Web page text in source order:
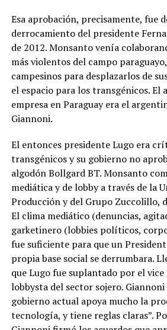
Esa aprobación, precisamente, fue
derrocamiento del presidente
de 2012.Monsanto venía
más violentos del campo
campesinos para desplazarlos de
el espacio para los transgénicos. El
empresa en Paraguay era el
Giannoni.
El entonces presidente Lugo era
transgénicos y su gobierno no
algodón Bollgard BT. Monsanto
mediática y de lobby a través de la
Producción y del Grupo Zuccolillo,
El clima mediático (denuncias,
garketinero (lobbies políticos,
fue suficiente para que un
propia base social se derrumbara.
que Lugo fue suplantado por el vice
lobbysta del sector sojero. Giannoni
gobierno actual apoya mucho la
tecnología, y tiene reglas claras”.